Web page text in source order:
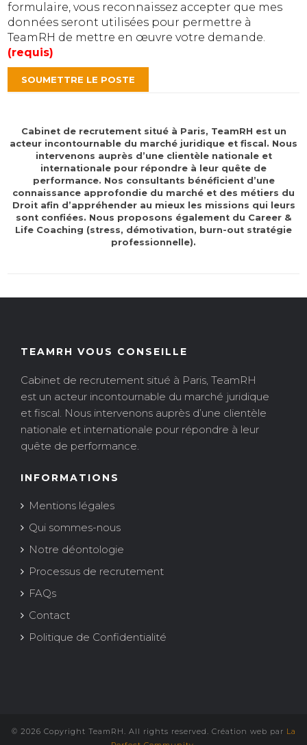
formulaire, vous reconnaissez accepter que mes
données seront utilisées pour permettre à
TeamRH de mettre en œuvre votre demande.
(requis)
Cabinet de recrutement situé à Paris, TeamRH est un
acteur incontournable du marché juridique et fiscal. Nous
intervenons auprès d’une clientèle nationale et
internationale pour répondre à leur quête de
performance. Nos consultants bénéficient d’une
connaissance approfondie du marché et des métiers du
Droit afin d’appréhender au mieux les missions qui leurs
sont confiées. Nous proposons également du Career &
Life Coaching (stress, démotivation, burn-out stratégie
professionnelle).
TEAMRH VOUS CONSEILLE
Cabinet de recrutement situé à Paris, TeamRH
est un acteur incontournable du marché juridique
et fiscal. Nous intervenons auprès d’une clientèle
nationale et internationale pour répondre à leur
quête de performance.
INFORMATIONS
Mentions légales
Qui sommes-nous
Notre déontologie
Processus de recrutement
FAQs
Contact
Politique de Confidentialité
© 2026 Copyright TeamRH. All rights reserved. Création web par La